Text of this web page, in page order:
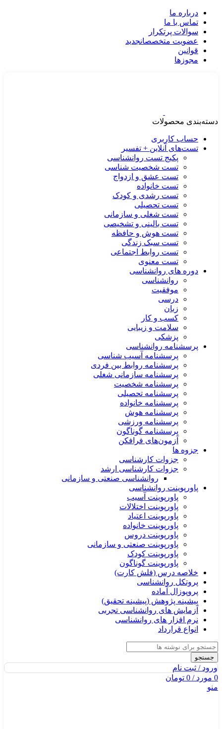
درباره ما
تماس با ما
سوالات پرتکرار
عضویت متخصصانجدید
قوانین
مجوزها
دسته‌بندی محصولات
حساب کاربری
تست‌های آنلاین + تفسیر
پکیج تست روانشناسی
تست شخصیت شناسی
تست عشق و ازدواج
تست خانواده
تست رشدی و کودک
تست تحصیلی
تست شغلی و سازمانی
تست بالینی و تشخیصی
تست هوش و حافظه
تست سبک زندگی
تست روابط اجتماعی
تست معنوی
دوره های روانشناسی
روانشناسی
موفقیت
درسی
زبان
کسب و کار
سلامت و زیبایی
پزشکی
پرسشنامه روانشناسی
پرسشنامه آسیب شناسی
پرسشنامه روابط بین فردی
پرسشنامه سازمانی شغلی
پرسشنامه شخصیت
پرسشنامه تحصیلی
پرسشنامه خانواده
پرسشنامه هوش
پرسشنامه ورزشی
پرسشنامه گوناگون
آزمون‌های فرافکن
جزوه ها
جزوات کارشناسی
جزوات کارشناسی ارشد
روانشناسی صنعتی و سازمانی
پاورپوینت روانشناسی
پاورپوینت آسیب
پاورپوینت اختلالات
پاورپوینت اعتیاد
پاورپوینت خانواده
پاورپوینت دروس
پاورپوینت صنعتی و سازمانی
پاورپوینت کودک
پاورپوینت گوناگون
خلاصه درس (فلش کارت)
پروتکل روانشناسی
پروپوزال آماده
پیشینه پژوهش (پیشینه تحقیق)
آزمایش های روانشناسی تجربی
نرم افزار های روانشناسی
انواع قرارداد
جستجو
ورود / ثبت نام
0 مورد/
0 تومان
منو